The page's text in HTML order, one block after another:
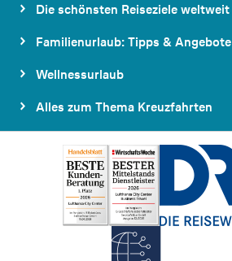
Die schönsten Reiseziele weltweit
Familienurlaub: Tipps & Angebote
Wellnessurlaub
Alles zum Thema Kreuzfahrten